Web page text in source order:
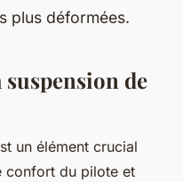
plus déformées.
de
un élément crucial
confort du pilote et